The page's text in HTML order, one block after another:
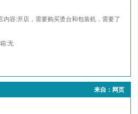
内容:开店，需要购买烫台和包装机，需要了
:无
来自：网页